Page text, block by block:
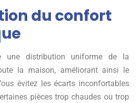
du confort
une distribution uniforme de la
la maison, améliorant ainsi le
évitez les écarts inconfortables
pièces trop chaudes ou trop